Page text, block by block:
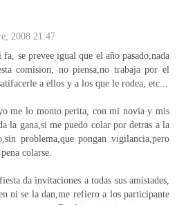
2008 21:47
se prevee igual que el año pasado,nada
comision, no piensa,no trabaja por el
a ellos y a los que le rodea, etc...
me lo monto perita, con mi novia y mis
la gana,si me puedo colar por detras a la
problema,que pongan vigilancia,pero
colarse.
da invitaciones a todas sus amistades,
ni se la dan,me refiero a los participante